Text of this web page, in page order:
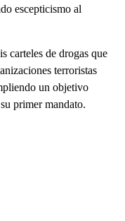
escepticismo al
carteles de drogas que
terroristas
un objetivo
primer mandato.